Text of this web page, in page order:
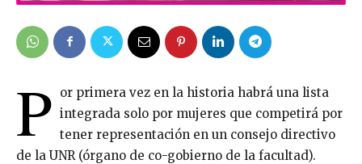
P or primera vez en la historia habrá una lista
integrada solo por mujeres que competirá por
tener representación en un consejo directivo
de la UNR (órgano de co-gobierno de la facultad).